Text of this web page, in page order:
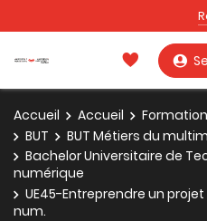
Accueil Accueil
BUT
BUT Métiers du
Bachelor Universitaire de
numérique
UE45-Entreprendre un
num.